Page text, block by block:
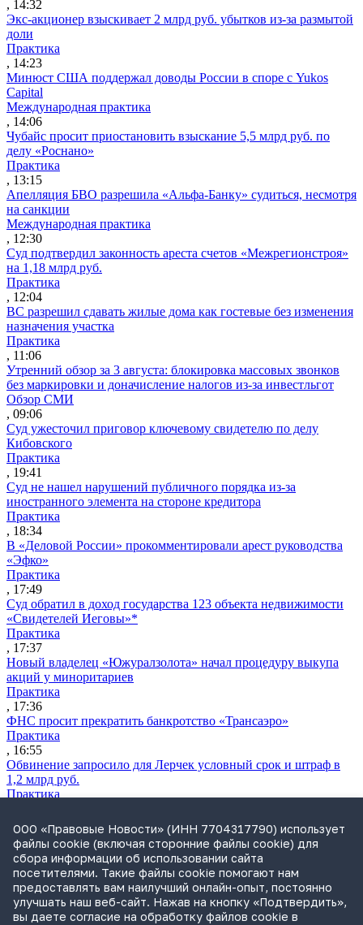
, 14:32
Экс-акционер взыскивает 2 млрд руб. убытков из-за размытой
доли
Практика
, 14:23
Минюст США поддержал доводы России в споре с Yukos
Capital
Международная практика
, 14:06
Чубайс просит приостановить взыскание 5,5 млрд руб. по
делу «Роснано»
Практика
, 13:15
Апелляция БВО разрешила «Альфа-Банку» судиться, несмотря
на санкции
Международная практика
, 12:30
Суд подтвердил законность ареста счетов «Межрегионстроя»
на 1,18 млрд руб.
Практика
, 12:04
ВС разрешил сдавать жилые дома как гостевые без изменения
назначения участка
Практика
, 11:06
Утренний обзор за 3 августа: блокировка массовых звонков
без маркировки и доначисление налогов из-за инвестльгот
Обзор СМИ
, 09:06
Суд ужесточил приговор ключевому свидетелю по делу
Кибовского
Практика
, 19:41
Суд не нашел нарушений публичного порядка из-за
иностранного элемента на стороне кредитора
Практика
, 18:34
В «Деловой России» прокомментировали арест руководства
«Эфко»
Практика
, 17:49
Суд обратил в доход государства 123 объекта недвижимости
«Свидетелей Иеговы»*
Практика
, 17:37
Новый владелец «Южуралзолота» начал процедуру выкупа
акций у миноритариев
Практика
, 17:36
ФНС просит прекратить банкротство «Трансаэро»
Практика
, 16:55
Обвинение запросило для Лерчек условный срок и штраф в
1,2 млрд руб.
Практика
Суд подтвердил право фермера на выкуп арендуемого
сельхозучастка
Практика
, 15:49
ВС разъяснил, кто несет ответственность за ДТП при ремонте
дороги
Практика
ООО «Правовые Новости» (ИНН 7704317790) использует
файлы cookie (включая сторонние файлы cookie) для
сбора информации об использовании сайта
посетителями. Такие файлы cookie помогают нам
предоставлять вам наилучший онлайн-опыт, постоянно
улучшать наш веб-сайт. Нажав на кнопку «Подтвердить»,
вы даете согласие на обработку файлов cookie в